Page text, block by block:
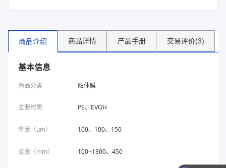
商品介绍 商品详情 产品手册 交易评价(3)
基本信息
商品分类 贴体膜
主要材质 PE、EVOH
厚度（μm） 100、100、150
宽度（mm） 100~1300、450